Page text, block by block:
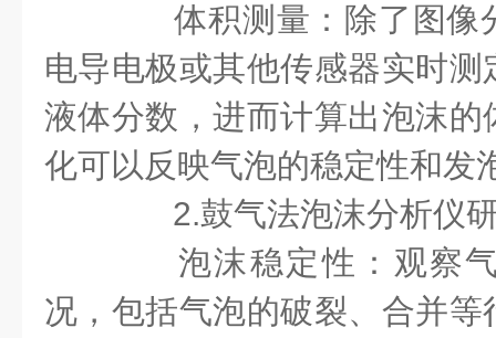
体积测量：除了图像
电导电极或其他传感器实时
液体分数，进而计算出泡沫
化可以反映气泡的稳定性和发
2.鼓气法泡沫分析仪
泡沫稳定性：观察气
况，包括气泡的破裂、合并